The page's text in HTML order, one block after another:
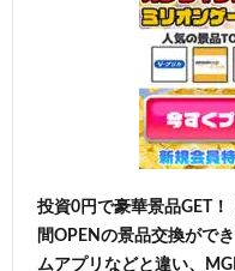
投資0円で豪華景品GET
間OPENの景品交換がで
ムアプリなどと違い、